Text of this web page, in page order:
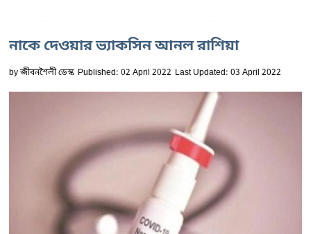
নাকে দেওয়ার ভ্যাকসিন আনল রাশিয়া
byজীবনশৈলী ডেস্ক Published: 02 April 2022 Last Updated: 03 April 2022